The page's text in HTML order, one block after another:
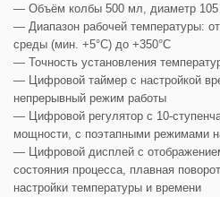
— Объём колбы 500 мл, диаметр
— Диапазон рабочей температуры:
среды (мин. +5°С) до +350°С
— Точность установления
— Цифровой таймер с настройкой
непрерывный режим работы
— Цифровой регулятор с 10-
мощности, с поэтапными режимами
— Цифровой дисплей с
состояния процесса, плавная
настройки температуры и времени